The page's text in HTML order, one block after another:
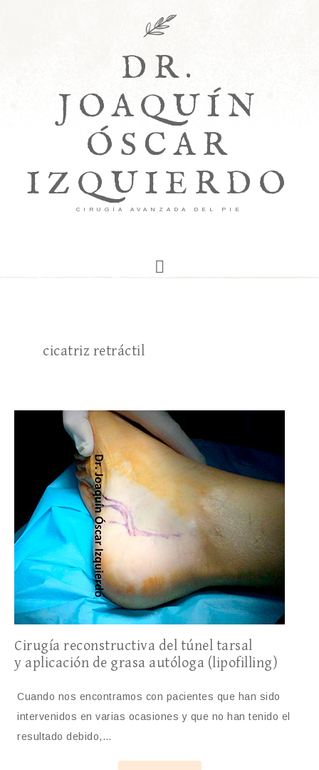
DR.
JOAQUÍN
ÓSCAR
IZQUIERDO
CIRUGÍA AVANZADA DEL PIE
cicatriz retráctil
Cirugía reconstructiva del túnel tarsal
y aplicación de grasa autóloga (lipofilling)
Cuando nos encontramos con pacientes que han sido
intervenidos en varias ocasiones y que no han tenido el
resultado debido,…